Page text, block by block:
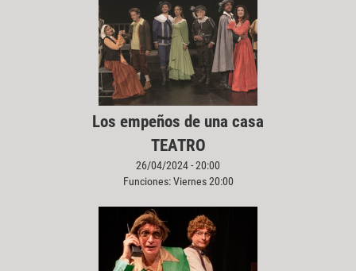
Los empeños de una casa
TEATRO
26/04/2024 - 20:00
Funciones: Viernes 20:00